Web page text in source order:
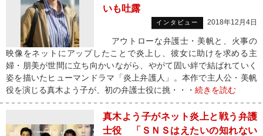
いも吐露
インタビュー 2018年12月4日
アウトローな弁護士・美帆と、火事の
映像をネットにアップしたことで炎上し、彼女に助けを求める主
婦・朋美が世間に立ち向かいながら、やがて固い絆で結ばれていく
姿を描いたヒューマンドラマ「炎上弁護人」。本作で主人公・美帆
役を演じる真木よう子が、初の弁護士役に挑・・・ 続きを読む
真木よう子がネット炎上と戦う弁護
士役 「ＳＮＳはえたいの知れない